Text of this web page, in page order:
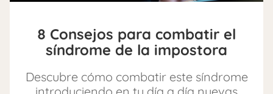
8 Consejos para combatir el
síndrome de la impostora
Descubre cómo combatir este síndrome